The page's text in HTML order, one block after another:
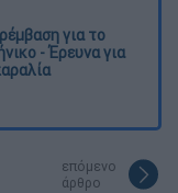
για το
- Έρευνα για
επόμενο
άρθρο